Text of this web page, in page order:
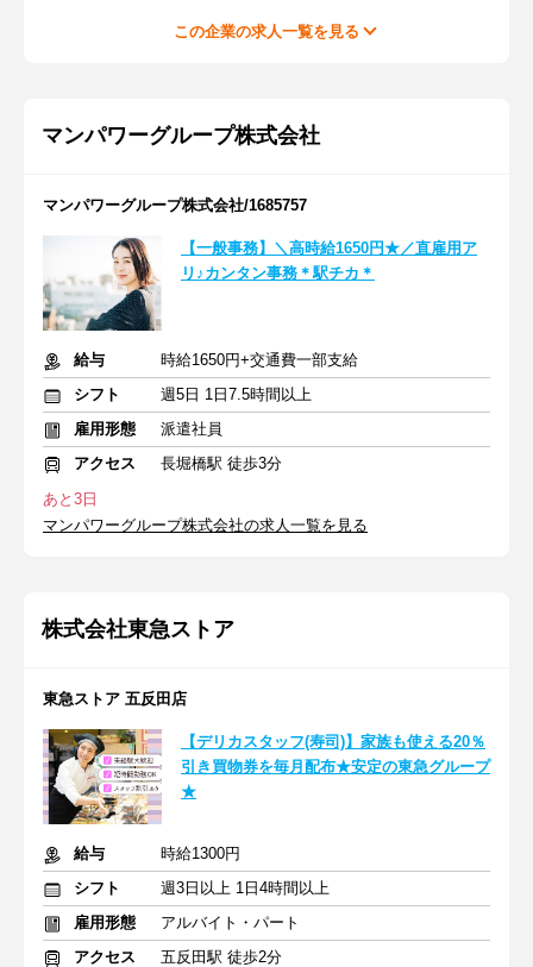
この企業の求人一覧を見る
マンパワーグループ株式会社
マンパワーグループ株式会社/1685757
【一般事務】＼高時給1650円★／直雇用ア
リ♪カンタン事務＊駅チカ＊
給与
時給1650円+交通費一部支給
シフト
週5日 1日7.5時間以上
雇用形態
派遣社員
アクセス
長堀橋駅 徒歩3分
あと3日
マンパワーグループ株式会社の求人一覧を見る
株式会社東急ストア
東急ストア 五反田店
【デリカスタッフ(寿司)】家族も使える20％
引き買物券を毎月配布★安定の東急グループ
★
給与
時給1300円
シフト
週3日以上 1日4時間以上
雇用形態
アルバイト・パート
アクセス
五反田駅 徒歩2分